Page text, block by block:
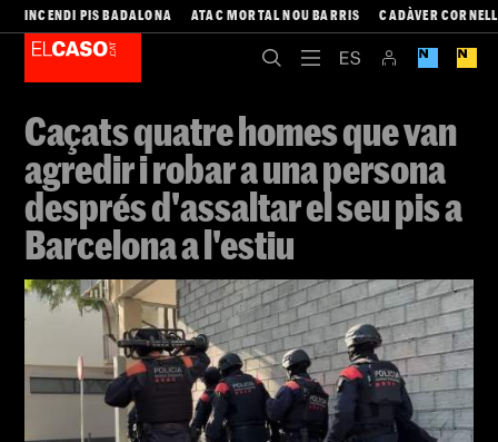
INCENDI PIS BADALONA ATAC MORTAL NOU BARRIS CADÀVER
Caçats quatre homes que van
agredir i robar a una persona
després d'assaltar el seu pis a
Barcelona a l'estiu